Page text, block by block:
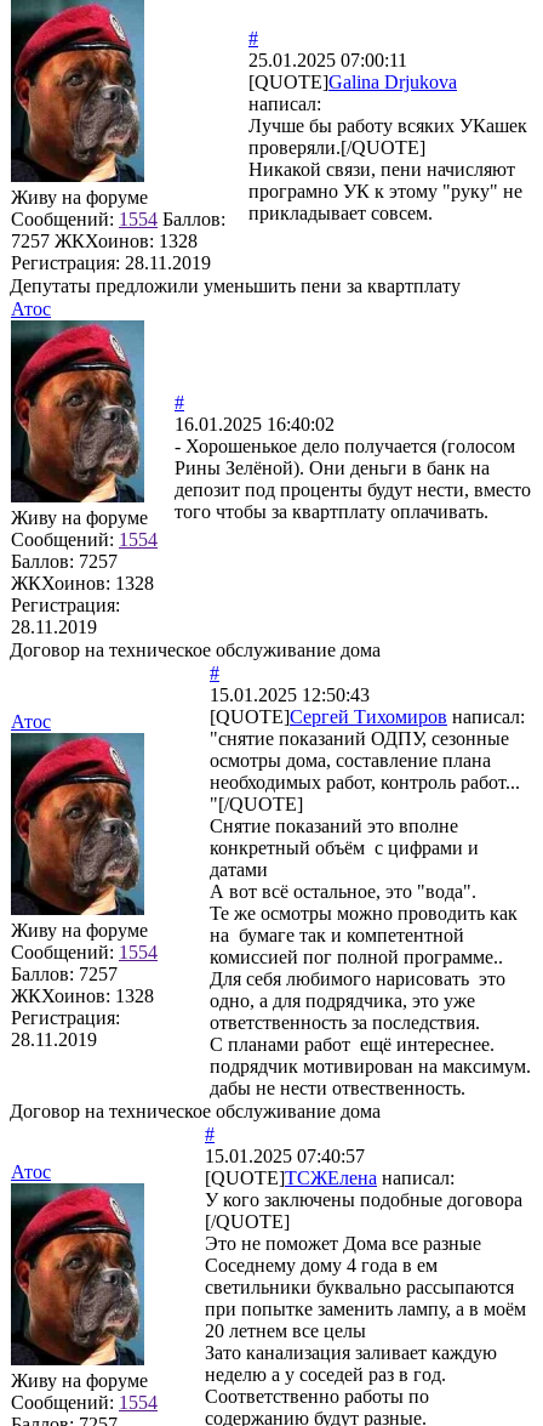
Живу на форуме
Сообщений: 1554 Баллов:
7257 ЖКХоинов: 1328
Регистрация: 28.11.2019
#
25.01.2025 07:00:11
[QUOTE]Galina Drjukova
написал:
Лучше бы работу всяких УКашек
проверяли.[/QUOTE]
Никакой связи, пени начисляют
програмно УК к этому "руку" не
прикладывает совсем.
Депутаты предложили уменьшить пени за квартплату
Атос
Живу на форуме
Сообщений: 1554
Баллов: 7257
ЖКХоинов: 1328
Регистрация:
28.11.2019
#
16.01.2025 16:40:02
- Хорошенькое дело получается (голосом
Рины Зелёной). Они деньги в банк на
депозит под проценты будут нести, вместо
того чтобы за квартплату оплачивать.
Договор на техническое обслуживание дома
Атос
Живу на форуме
Сообщений: 1554
Баллов: 7257
ЖКХоинов: 1328
Регистрация:
28.11.2019
#
15.01.2025 12:50:43
[QUOTE]Сергей Тихомиров написал:
"снятие показаний ОДПУ, сезонные
осмотры дома, составление плана
необходимых работ, контроль работ...
"[/QUOTE]
Снятие показаний это вполне
конкретный объём с цифрами и
датами
А вот всё остальное, это "вода".
Те же осмотры можно проводить как
на бумаге так и компетентной
комиссией пог полной программе..
Для себя любимого нарисовать это
одно, а для подрядчика, это уже
ответственность за последствия.
С планами работ ещё интереснее.
подрядчик мотивирован на максимум.
дабы не нести отвественность.
Договор на техническое обслуживание дома
Атос
Живу на форуме
Сообщений: 1554
#
15.01.2025 07:40:57
[QUOTE]ТСЖЕлена написал:
У кого заключены подобные договора
[/QUOTE]
Это не поможет Дома все разные
Соседнему дому 4 года в ем
светильники буквально рассыпаются
при попытке заменить лампу, а в моём
20 летнем все целы
Зато канализация заливает каждую
неделю а у соседей раз в год.
Соответственно работы по
содержанию будут разные.